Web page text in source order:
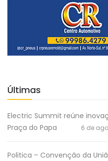
Últimas
Electric Summit reúne
Praça do Papa
6 de
Politica – Convenção da